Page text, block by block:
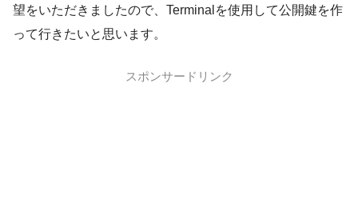
望をいただきましたので、Terminalを使用して公開鍵を作
って行きたいと思います。
スポンサードリンク